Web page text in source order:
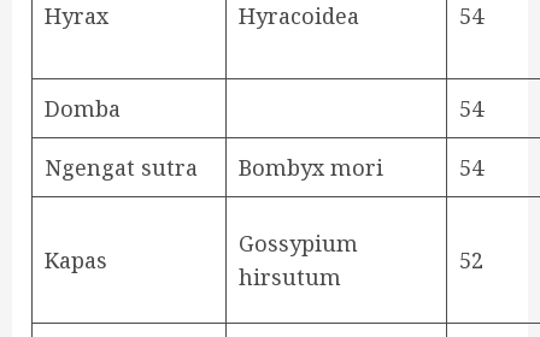
Hyrax Hyracoidea 54
Domba 54
Ngengat sutra Bombyx mori 54
Kapas
Gossypium
hirsutum
52